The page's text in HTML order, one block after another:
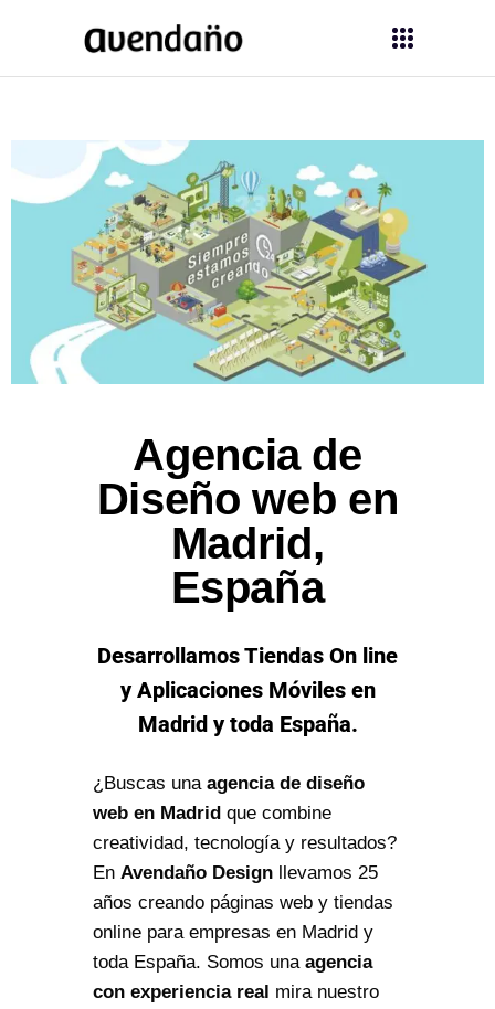
Agencia de
Diseño web en
Madrid,
España
Desarrollamos Tiendas On line
y Aplicaciones Móviles en
Madrid y toda España.
¿Buscas una agencia de diseño
web en Madrid que combine
creatividad, tecnología y resultados?
En Avendaño Design llevamos 25
años creando páginas web y tiendas
online para empresas en Madrid y
toda España. Somos una agencia
con experiencia real mira nuestro